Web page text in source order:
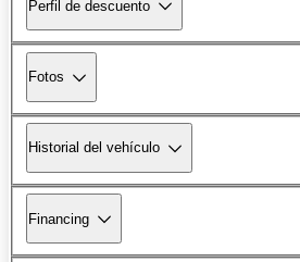
Perfil de descuento
Fotos
Historial del vehículo
Financing